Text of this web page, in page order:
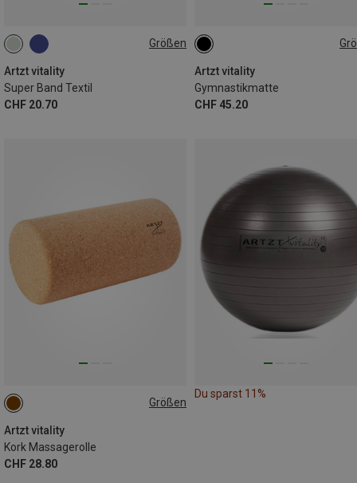
Größen
Artzt vitality
Super Band Textil
CHF 20.70
ONE SIZE
Artzt vitality
Gymnastikmatte
CHF 45.20
ONE SIZE
Größen
Artzt vitality
Kork Massagerolle
CHF 28.80
ONE SIZE
Du sparst 11%